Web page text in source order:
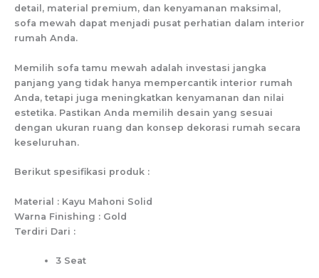
detail, material premium, dan kenyamanan maksimal,
sofa mewah dapat menjadi pusat perhatian dalam interior
rumah Anda.
Memilih sofa tamu mewah adalah investasi jangka
panjang yang tidak hanya mempercantik interior rumah
Anda, tetapi juga meningkatkan kenyamanan dan nilai
estetika. Pastikan Anda memilih desain yang sesuai
dengan ukuran ruang dan konsep dekorasi rumah secara
keseluruhan.
Berikut spesifikasi produk :
Material : Kayu Mahoni Solid
Warna Finishing : Gold
Terdiri Dari :
3 Seat